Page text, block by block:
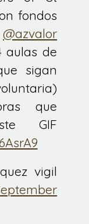
fondos
@azvalor
aulas de
sigan
que
GIF
vigil